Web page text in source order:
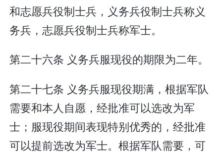
和志愿兵役制士兵，义务兵役制士兵称义
务兵，志愿兵役制士兵称军士。
第二十六条 义务兵服现役的期限为二年。
第二十七条 义务兵服现役期满，根据军队
需要和本人自愿，经批准可以选改为军
士；服现役期间表现特别优秀的，经批准
可以提前选改为军士。根据军队需要，可